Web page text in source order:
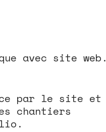
avec site web.
par le site et
chantiers